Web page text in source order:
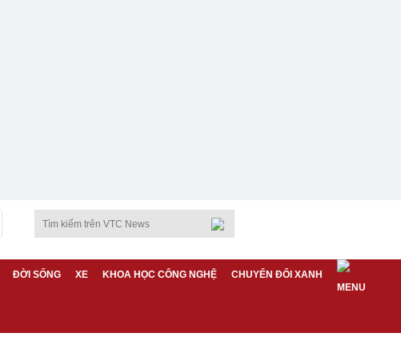
ĐỜI SỐNG XE KHOA HỌC CÔNG NGHỆ CHUYỂN ĐỔI XANH